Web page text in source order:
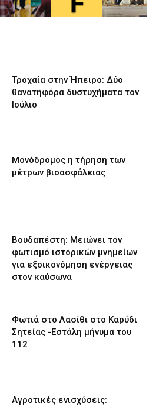
Τροχαία στην Ήπειρο: Δύο
θανατηφόρα δυστυχήματα τον
Ιούλιο
Μονόδρομος η τήρηση των
μέτρων βιοασφάλειας
Βουδαπέστη: Μειώνει τον
φωτισμό ιστορικών μνημείων
για εξοικονόμηση ενέργειας
στον καύσωνα
Φωτιά στο Λασίθι στο Καρύδι
Σητείας -Εστάλη μήνυμα του
112
Αγροτικές ενισχύσεις: